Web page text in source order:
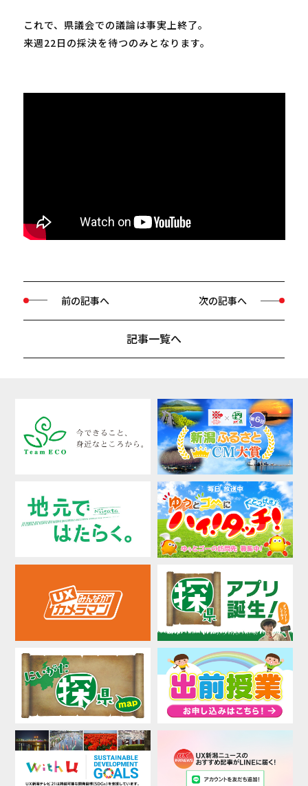
これで、県議会での議論は事実上終了。
来週22日の採決を待つのみとなります。
前の記事へ
記事一覧へ
次の記事へ